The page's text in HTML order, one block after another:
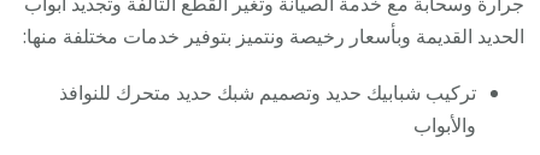
الحديد القديمة وبأسعار رخيصة ونتميز بتوفير خدمات مختلفة منها:
تركيب شبابيك حديد وتصميم شبك حديد متحرك للنوافذ
والأبواب